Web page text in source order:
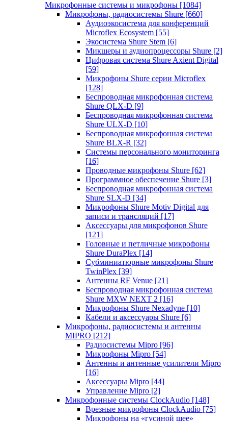
Микрофонные системы и микрофоны [1084]
Микрофоны, радиосистемы Shure [660]
Аудиоэкосистема для конференций
Microflex Ecosystem [55]
Экосистема Shure Stem [6]
Микшеры и аудиопроцессоры Shure [2]
Цифровая система Shure Axient Digital
[59]
Микрофоны Shure серии Microflex
[128]
Беспроводная микрофонная система
Shure QLX-D [9]
Беспроводная микрофонная система
Shure ULX-D [10]
Беспроводная микрофонная система
Shure BLX-R [32]
Системы персонального мониторинга
[16]
Проводные микрофоны Shure [62]
Программное обеспечение Shure [3]
Беспроводная микрофонная система
Shure SLX-D [34]
Микрофоны Shure Motiv Digital для
записи и трансляций [17]
Аксессуары для микрофонов Shure
[121]
Головные и петличные микрофоны
Shure DuraPlex [14]
Субминиатюрные микрофоны Shure
TwinPlex [39]
Антенны RF Venue [21]
Беспроводная микрофонная система
Shure MXW NEXT 2 [16]
Микрофоны Shure Nexadyne [10]
Кабели и аксессуары Shure [6]
Микрофоны, радиосистемы и антенны
MIPRO [212]
Радиосистемы Mipro [96]
Микрофоны Mipro [54]
Антенны и антенные усилители Mipro
[16]
Аксессуары Mipro [44]
Управление Mipro [2]
Микрофонные системы ClockAudio [148]
Врезные микрофоны ClockAudio [75]
Микрофоны на «гусиной шее»